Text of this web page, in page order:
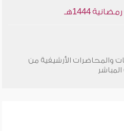
1444هـ
والمحاضرات الأرشيفية من